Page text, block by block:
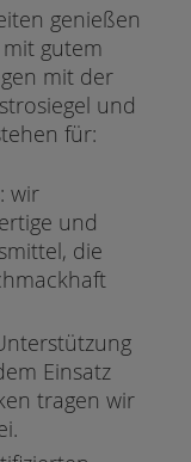
genießen
gutem
mit der
und
für:
: wir
und
die
Einsatz
tragen wir